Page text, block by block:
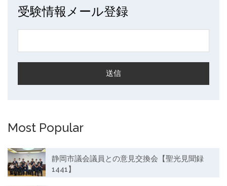
受験情報メール登録
Most Popular
静岡市議会議員との意見交換会【聖光見聞録
1441】